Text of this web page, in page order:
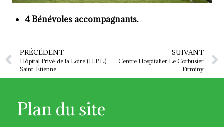
4 Bénévoles accompagnants.
PRÉCÉDENT
Hôpital Privé de la Loire (H.P.L.)
Saint-Étienne
SUIVANT
Centre Hospitalier Le Corbusier
Firminy
Plan du site